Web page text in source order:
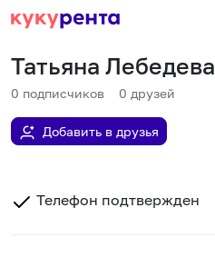
Татьяна Лебедева
0 подписчиков 0 друзей
Добавить в друзья
Телефон подтвержден